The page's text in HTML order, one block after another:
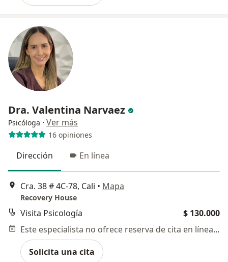
Dra. Valentina Narvaez
Psicóloga · Ver más
16 opiniones
Dirección En línea
Cra. 38 # 4C-78, Cali • Mapa
Recovery House
Visita Psicología
$ 130.000
Este especialista no ofrece reserva de cita en línea en esta dirección.
Solicita una cita